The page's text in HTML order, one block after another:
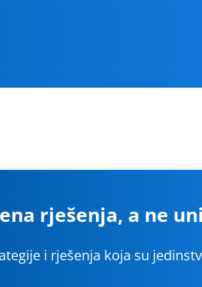
rješenja, a ne
i rješenja koja su